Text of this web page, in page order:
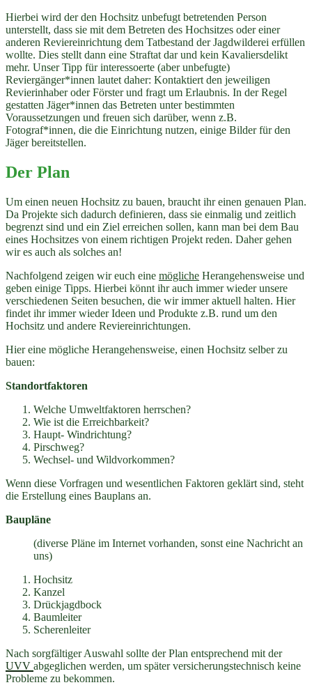
Hierbei wird der den Hochsitz unbefugt betretenden Person
unterstellt, dass sie mit dem Betreten des Hochsitzes oder einer
anderen Reviereinrichtung dem Tatbestand der Jagdwilderei erfüllen
wollte. Dies stellt dann eine Straftat dar und kein Kavaliersdelikt
mehr. Unser Tipp für interessoerte (aber unbefugte)
Reviergänger*innen lautet daher: Kontaktiert den jeweiligen
Revierinhaber oder Förster und fragt um Erlaubnis. In der Regel
gestatten Jäger*innen das Betreten unter bestimmten
Voraussetzungen und freuen sich darüber, wenn z.B.
Fotograf*innen, die die Einrichtung nutzen, einige Bilder für den
Jäger bereitstellen.
Der Plan
Um einen neuen Hochsitz zu bauen, braucht ihr einen genauen Plan.
Da Projekte sich dadurch definieren, dass sie einmalig und zeitlich
begrenzt sind und ein Ziel erreichen sollen, kann man bei dem Bau
eines Hochsitzes von einem richtigen Projekt reden. Daher gehen
wir es auch als solches an!
Nachfolgend zeigen wir euch eine mögliche Herangehensweise und
geben einige Tipps. Hierbei könnt ihr auch immer wieder unsere
verschiedenen Seiten besuchen, die wir immer aktuell halten. Hier
findet ihr immer wieder Ideen und Produkte z.B. rund um den
Hochsitz und andere Reviereinrichtungen.
Hier eine mögliche Herangehensweise, einen Hochsitz selber zu
bauen:
Standortfaktoren
Welche Umweltfaktoren herrschen?
Wie ist die Erreichbarkeit?
Haupt- Windrichtung?
Pirschweg?
Wechsel- und Wildvorkommen?
Wenn diese Vorfragen und wesentlichen Faktoren geklärt sind, steht
die Erstellung eines Bauplans an.
Baupläne
(diverse Pläne im Internet vorhanden, sonst eine Nachricht an
uns)
Hochsitz
Kanzel
Drückjagdbock
Baumleiter
Scherenleiter
Nach sorgfältiger Auswahl sollte der Plan entsprechend mit der
UVV abgeglichen werden, um später versicherungstechnisch keine
Probleme zu bekommen.